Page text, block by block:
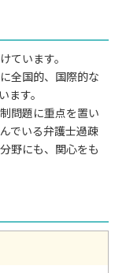
ています。
全国的、国際的な
す。
問題に重点を置い
でいる弁護士過疎
野にも、関心をも